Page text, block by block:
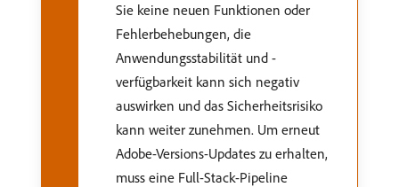
Sie keine neuen Funktionen oder
Fehlerbehebungen, die
Anwendungsstabilität und -
verfügbarkeit kann sich negativ
auswirken und das Sicherheitsrisiko
kann weiter zunehmen. Um erneut
Adobe-Versions-Updates zu erhalten,
muss eine Full-Stack-Pipeline